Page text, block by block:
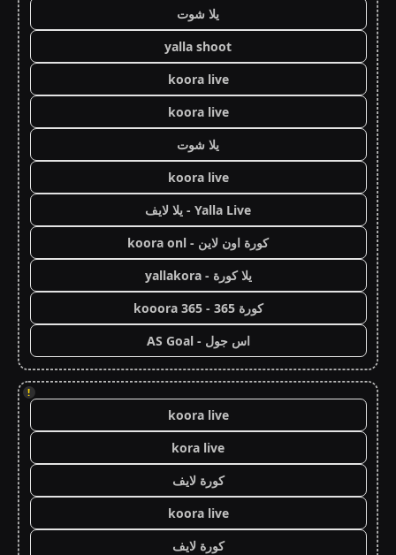
يلا شوت
yalla shoot
koora live
koora live
يلا شوت
koora live
Yalla Live - يلا لايف
كورة اون لاين - koora onl
يلا كورة - yallakora
كورة 365 - kooora 365
اس جول - AS Goal
!
koora live
kora live
كورة لايف
koora live
كورة لايف